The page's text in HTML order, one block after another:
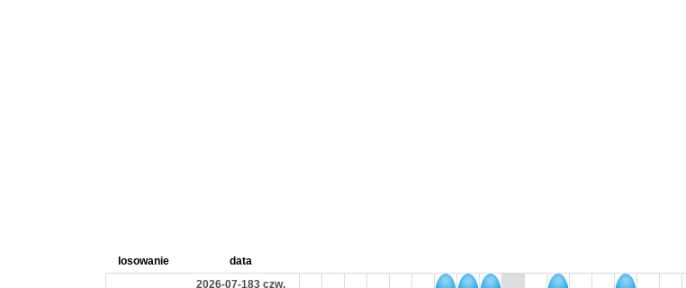
losowanie data
2026-07-183 czw.